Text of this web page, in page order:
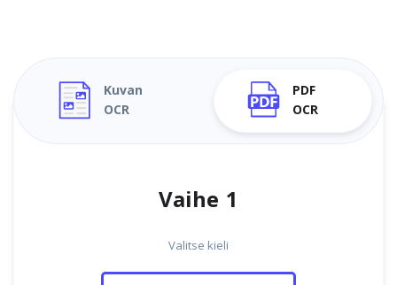
Kuvan
OCR
PDF
OCR
Vaihe 1
Valitse kieli